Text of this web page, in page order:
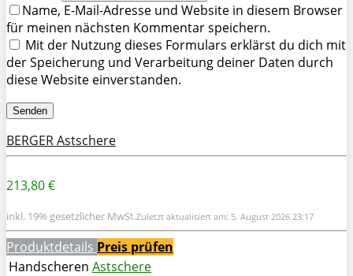
Name, E-Mail-Adresse und Website in diesem Browser
für meinen nächsten Kommentar speichern.
Mit der Nutzung dieses Formulars erklärst du dich mit
der Speicherung und Verarbeitung deiner Daten durch
diese Website einverstanden.
BERGER Astschere
213,80 €
inkl. 19% gesetzlicher MwSt.Zuletzt aktualisiert am: 5. August 2026 23:17
Produktdetails Preis prüfen
Handscheren Astschere